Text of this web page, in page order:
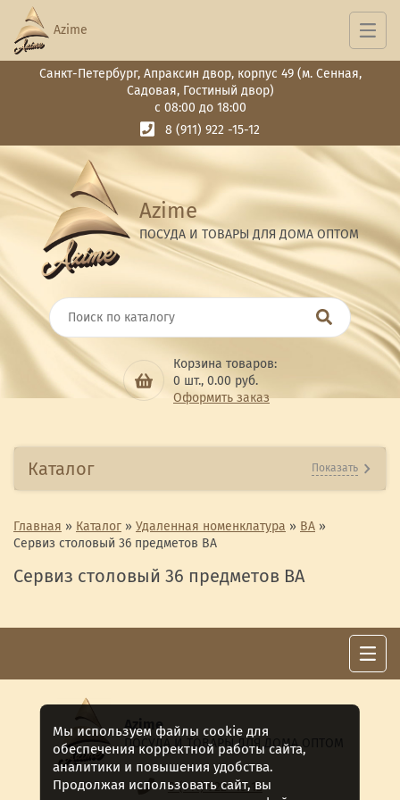
Санкт-Петербург, Апраксин двор, корпус 49 (м. Сенная,
Садовая, Гостиный двор)
с 08:00 до 18:00
8 (911) 922 -15-12
Azime
ПОСУДА И ТОВАРЫ ДЛЯ ДОМА ОПТОМ
Корзина товаров:
0 шт., 0.00 руб.
Оформить заказ
Azime
Каталог Показать
Главная » Каталог » Удаленная номенклатура » ВА »
Сервиз столовый 36 предметов ВА
Сервиз столовый 36 предметов ВА
Azime
ПОСУДА И ТОВАРЫ ДЛЯ ДОМА ОПТОМ
8 (911) 922 -15-12
Мы используем файлы cookie для
обеспечения корректной работы сайта,
аналитики и повышения удобства.
Продолжая использовать сайт, вы